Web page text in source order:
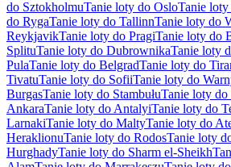
do SztokholmuTanie loty do OsloTanie
do RygaTanie loty do TallinnTanie loty do
ReykjavikTanie loty do PragiTanie loty do
SplituTanie loty do DubrownikaTanie loty
PulaTanie loty do BelgradTanie loty do
TivatuTanie loty do SofiiTanie loty do
BurgasTanie loty do StambułuTanie loty do
AnkaraTanie loty do AntalyiTanie loty do
LarnakiTanie loty do MaltyTanie loty do
HeraklionuTanie loty do RodosTanie loty
HurghadyTanie loty do Sharm el-Sheikh